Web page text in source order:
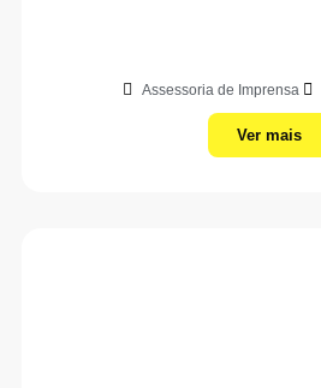
Assessoria de Imprensa
Ver mais